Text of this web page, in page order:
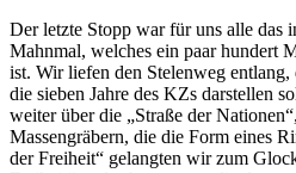
Der letzte Stopp war für uns alle das
Mahnmal, welches ein paar hundert
ist. Wir liefen den Stelenweg
die sieben Jahre des KZs darstellen
weiter über die „Straße der
Massengräbern, die die Form eines
der Freiheit“ gelangten wir zum